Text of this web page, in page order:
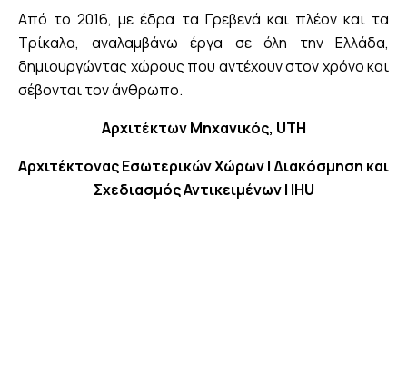
Από το 2016, με έδρα τα Γρεβενά και πλέον και τα
Τρίκαλα, αναλαμβάνω έργα σε όλη την Ελλάδα,
δημιουργώντας χώρους που αντέχουν στον χρόνο και
σέβονται τον άνθρωπο.
Αρχιτέκτων Μηχανικός, UTH
Αρχιτέκτονας Εσωτερικών Χώρων | Διακόσμηση και
Σχεδιασμός Αντικειμένων | IHU